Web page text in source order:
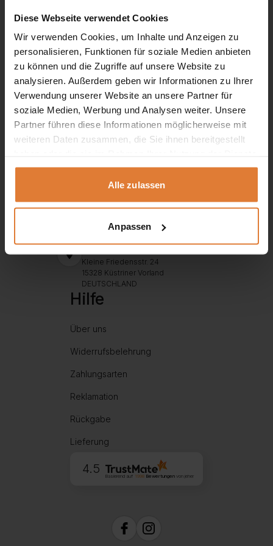
Diese Webseite verwendet Cookies
Wir verwenden Cookies, um Inhalte und Anzeigen zu
personalisieren, Funktionen für soziale Medien anbieten
zu können und die Zugriffe auf unsere Website zu
analysieren. Außerdem geben wir Informationen zu Ihrer
Verwendung unserer Website an unsere Partner für
soziale Medien, Werbung und Analysen weiter. Unsere
Partner führen diese Informationen möglicherweise mit
weiteren Daten zusammen, die Sie ihnen bereitgestellt
gesammelt haben.
Alle zulassen
Anpassen
Service
+49 151 702 252 81
+49 151 702 252 82
kontakt@beautysofa24.de
BEAUTY SOFA GMBH
Kleine Friedensstr. 24
15328 Küstriner Vorland
DEUTSCHLAND
Hilfe
Über uns
Widerrufsbelehrung
Zahlungsarten
Reklamation
Rückgabe
Lieferung
4.5
Basierend auf 1998Bewertungen von jeher